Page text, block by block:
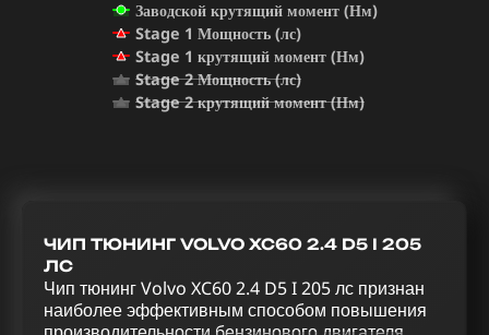
Заводской крутящий момент (Нм)
Stage 1 Мощность (лс)
Stage 1 крутящий момент (Нм)
Stage 2 Мощность (лс)
Stage 2 крутящий момент (Нм)
ЧИП ТЮНИНГ VOLVO XC60 2.4 D5 I 205
ЛС
Чип тюнинг Volvo XC60 2.4 D5 I 205 лс признан
наиболее эффективным способом повышения